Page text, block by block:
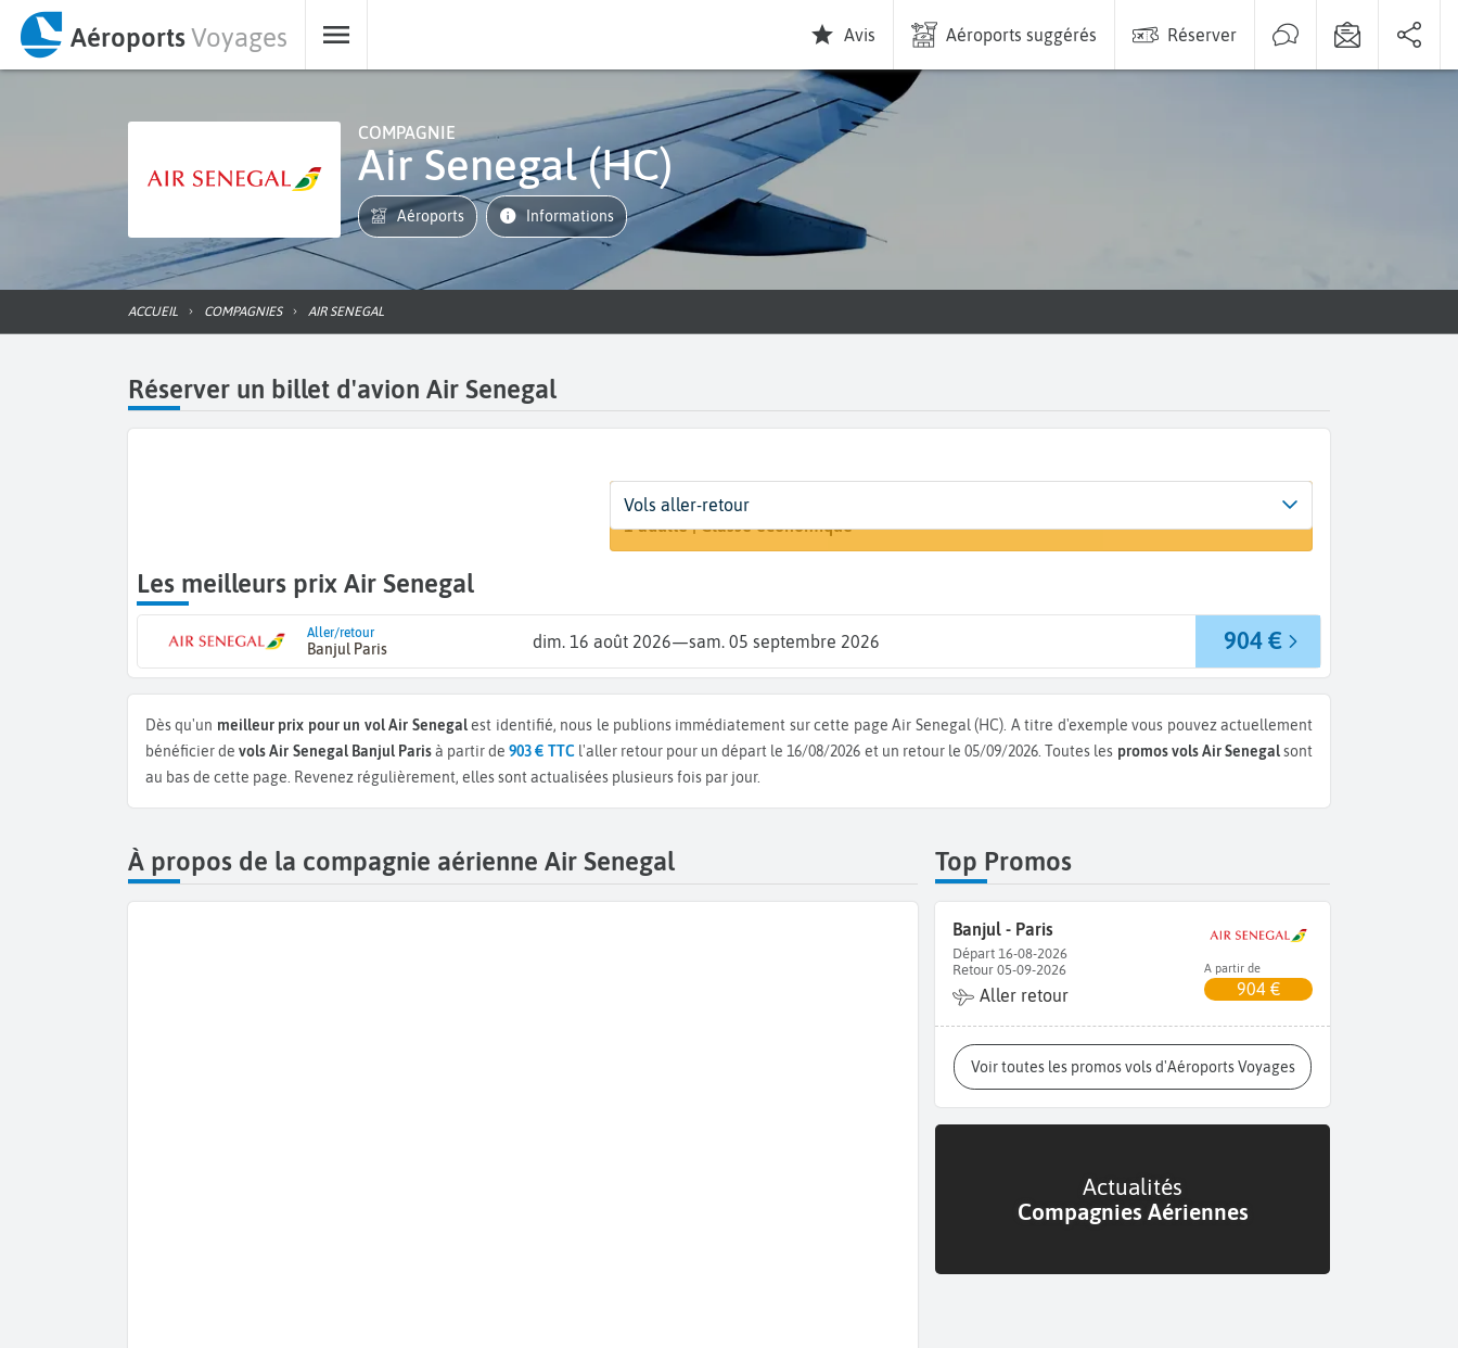
AéroportsVoyages Avis Aéroports suggérés Réserver
COMPAGNIE
Air Senegal (HC)
Aéroports informations
ACCUEIL COMPAGNIES AIR SENEGAL
Réserver un billet d'avion Air Senegal
Départ
De... A...
Dates
Dates de votre voyage
Voyageurs | Classe
1 adulte | Classe économique
Vols aller-retour
Les meilleurs prix Air Senegal
Aller/retour
Banjul Paris dim. 16 août 2026—sam. 05 septembre 2026 904 €
Dès qu'un meilleur prix pour un vol Air Senegalest identifié, nous le publions immédiatement sur cette page Air Senegal (HC). A titre d'exemple vous pouvez actuellement
bénéficier devols Air Senegal Banjul Parisà partir de903 € TTC l'aller retour pour un départ le 16/08/2026 et un retour le 05/09/2026.Toutes les promos vols Air Senegalsont
au bas de cette page. Revenez régulièrement, elles sont actualisées plusieurs fois par jour.
À propos de la compagnie aérienne Air Senegal Top Promos
Banjul - Paris
Départ 16-08-2026
Retour 05-09-2026
Aller retour
A partir de
904 €
Voir toutes les promos vols d'Aéroports Voyages
Actualités
Compagnies Aériennes